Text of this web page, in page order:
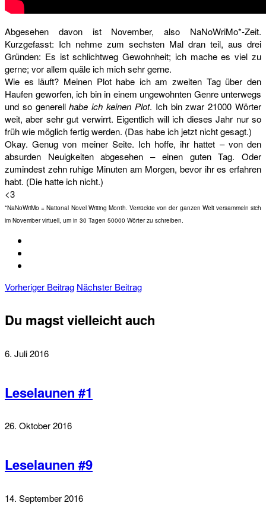
Abgesehen davon ist November, also NaNoWriMo*-Zeit.
Kurzgefasst: Ich nehme zum sechsten Mal dran teil, aus drei
Gründen: Es ist schlichtweg Gewohnheit; ich mache es viel zu
gerne; vor allem quäle ich mich sehr gerne.
Wie es läuft? Meinen Plot habe ich am zweiten Tag über den
Haufen geworfen, ich bin in einem ungewohnten Genre unterwegs
und so generellhabe ich keinen Plot. Ich bin zwar 21000 Wörter
weit, aber sehr gut verwirrt. Eigentlich will ich dieses Jahr nur so
früh wie möglich fertig werden. (Das habe ich jetzt nicht gesagt.)
Okay. Genug von meiner Seite. Ich hoffe, ihr hattet – von den
absurden Neuigkeiten abgesehen – einen guten Tag. Oder
zumindest zehn ruhige Minuten am Morgen, bevor ihr es erfahren
habt. (Die hatte ich nicht.)
<3
*NaNoWriMo = National Novel Writing Month. Verrückte von der ganzen Welt versammeln sich
im November virtuell, um in 30 Tagen 50000 Wörter zu schreiben.
Vorheriger Beitrag Nächster Beitrag
Du magst vielleicht auch
6. Juli 2016
Leselaunen #1
26. Oktober 2016
Leselaunen #9
14. September 2016